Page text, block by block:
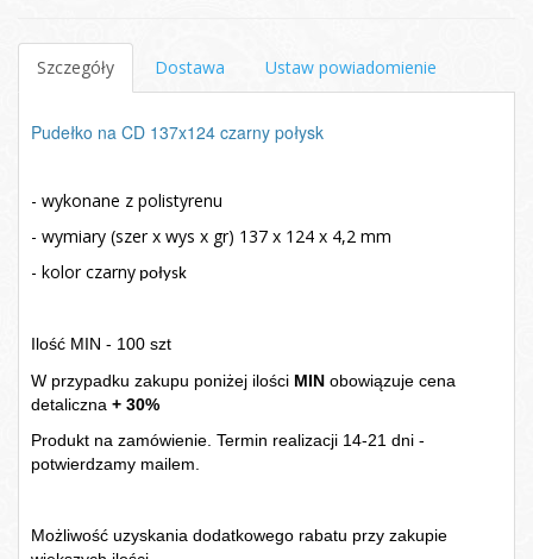
Szczegóły Dostawa Ustaw powiadomienie
Pudełko na CD 137x124 czarny połysk
- wykonane z polistyrenu
- wymiary (szer x wys x gr) 137 x 124 x 4,2 mm
- kolor czarny połysk
Ilość MIN - 100 szt
W przypadku zakupu poniżej ilości MIN obowiązuje cena
detaliczna + 30%
Produkt na zamówienie. Termin realizacji 14-21 dni -
potwierdzamy mailem.
Możliwość uzyskania dodatkowego rabatu przy zakupie